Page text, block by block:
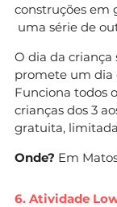
construções em
uma série de
O dia da criança
promete um dia
Funciona todos
crianças dos 3
gratuita,
Onde? Em
6. Atividade